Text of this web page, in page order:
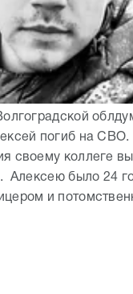
погиб на СВО.
своему коллеге
Алексею было 24
и